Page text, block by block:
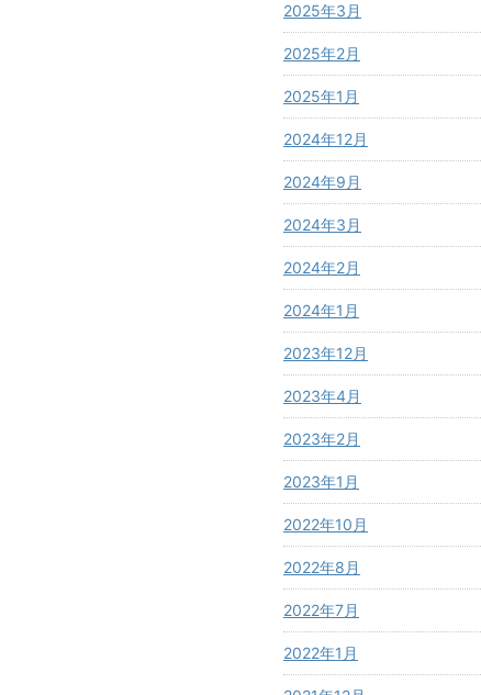
2025年3月
2025年2月
2025年1月
2024年12月
2024年9月
2024年3月
2024年2月
2024年1月
2023年12月
2023年4月
2023年2月
2023年1月
2022年10月
2022年8月
2022年7月
2022年1月